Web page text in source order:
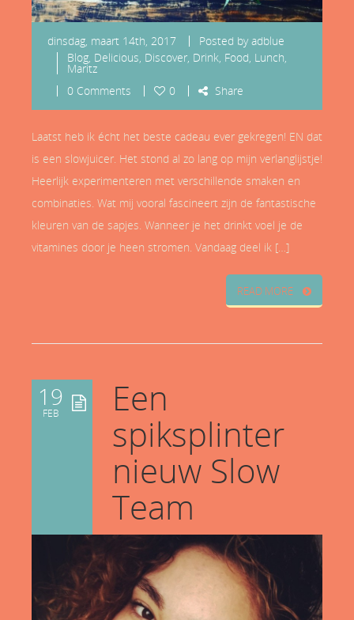
dinsdag, maart 14th, 2017 Posted byadblue
Blog, Delicious, Discover, Drink, Food, Lunch,
Maritz
0 Comments
0 Share
Laatst heb ik écht het beste cadeau ever gekregen! EN dat
is een slowjuicer. Het stond al zo lang op mijn verlanglijstje!
Heerlijk experimenteren met verschillende smaken en
combinaties. Wat mij vooral fascineert zijn de fantastische
kleuren van de sapjes. Wanneer je het drinkt voel je de
vitamines door je heen stromen. Vandaag deel ik […]
READ MORE
19
FEB
Een
spiksplinter
nieuw Slow
Team